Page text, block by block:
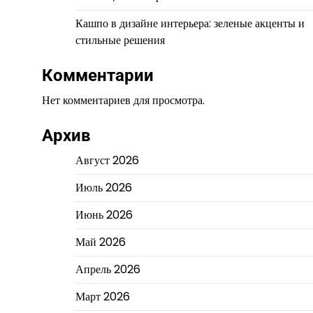
Кашпо в дизайне интерьера: зеленые акценты и
стильные решения
Комментарии
Нет комментариев для просмотра.
Архив
Август 2026
Июль 2026
Июнь 2026
Май 2026
Апрель 2026
Март 2026